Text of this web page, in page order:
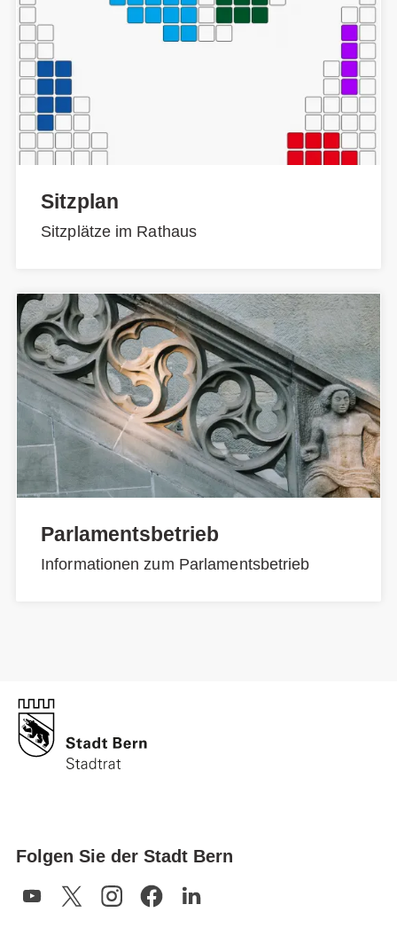
Sitzplan
Sitzplätze im Rathaus
Parlamentsbetrieb
Informationen zum Parlamentsbetrieb
Folgen Sie der Stadt Bern